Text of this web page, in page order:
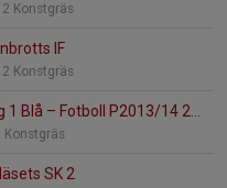
Konstgräs
IF
Konstgräs
1 Blå – Fotboll P2013/14 2012
SK 2